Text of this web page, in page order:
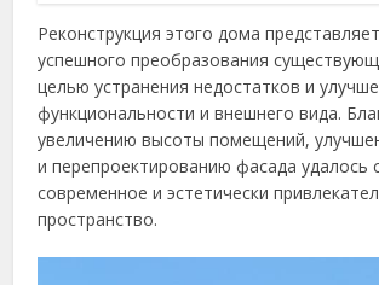
Реконструкция этого дома
успешного преобразования
целью устранения недостатков и
функциональности и внешнего вида.
увеличению высоты помещений,
и перепроектированию фасада удалось
современное и эстетически
пространство.